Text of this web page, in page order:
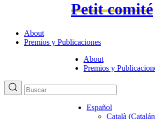
Petit comité
About
Premios y Publicaciones
About
Premios y
Español
Català (Catalán